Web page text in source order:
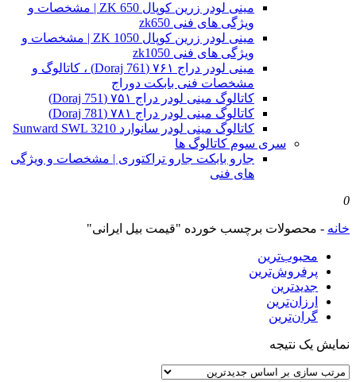
مینی لودر زرین کوپال ZK 650 | مشخصات و
ویژگی های فنی zk650
مینی لودر زرین کوپال ZK 1050 | مشخصات و
ویژگی های فنی zk1050
مینی لودر دراج ۷۶۱ (Doraj 761) ، کاتالوگ و
مشخصات فنی بابکت دوراج
کاتالوگ مینی لودر دراج ۷۵۱ (Doraj 751)
کاتالوگ مینی لودر دراج ۷۸۱ (Doraj 781)
کاتالوگ مینی لودر سانوارد Sunward SWL 3210
سری سوم کاتالوگ ها
جارو بابکت جارو تراکتوری | مشخصات و ویژگی
های فنی
0
خانه - محصولات برچسب خورده "قیمت بیل ایرانی"
محبوب‌ترین
پرفروش‌ترین
جدیدترین
ارزان‌ترین
گران‌ترین
نمایش یک نتیجه